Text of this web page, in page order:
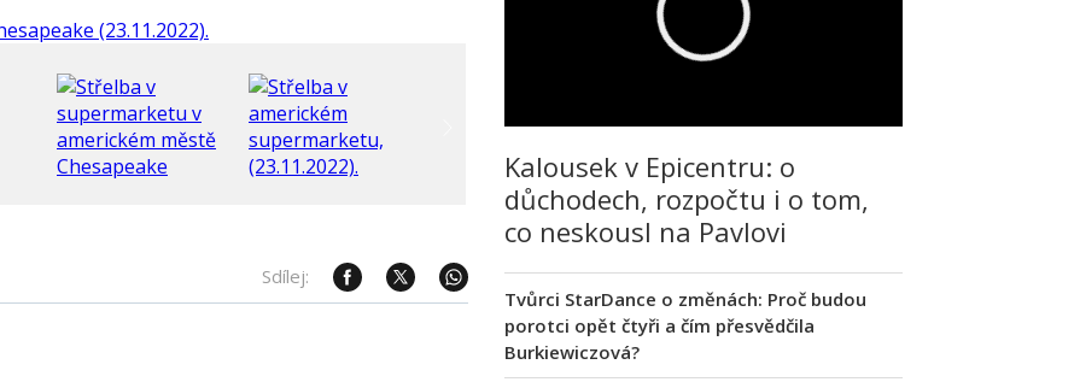
Sdílej:
Kalousek v Epicentru: o
důchodech, rozpočtu i o tom,
co neskousl na Pavlovi
Tvůrci StarDance o změnách: Proč budou
porotci opět čtyři a čím přesvědčila
Burkiewiczová?